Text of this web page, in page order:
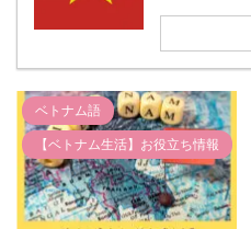
ベトナム語
【ベトナム生活】お役立ち情報